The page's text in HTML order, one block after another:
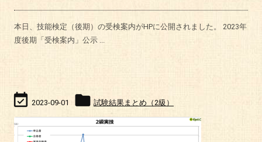
本日、技能検定（後期）の受検案内がHPに公開されました。 2023年
度後期「受検案内」公示 ...
 2023-09-01  試験結果まとめ（2級）